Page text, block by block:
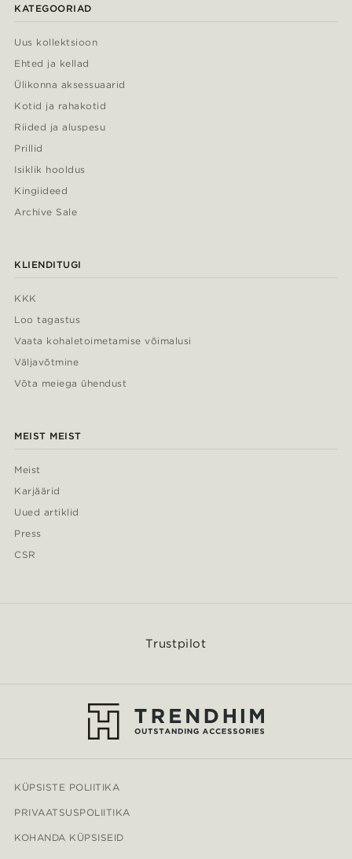
KATEGOORIAD
Uus kollektsioon
Ehted ja kellad
Ülikonna aksessuaarid
Kotid ja rahakotid
Riided ja aluspesu
Prillid
Isiklik hooldus
Kingiideed
Archive Sale
KLIENDITUGI
KKK
Loo tagastus
Vaata kohaletoimetamise võimalusi
Väljavõtmine
Võta meiega ühendust
MEIST MEIST
Meist
Karjäärid
Uued artiklid
Press
CSR
Trustpilot
KÜPSISTE POLIITIKA
PRIVAATSUSPOLIITIKA
KOHANDA KÜPSISEID